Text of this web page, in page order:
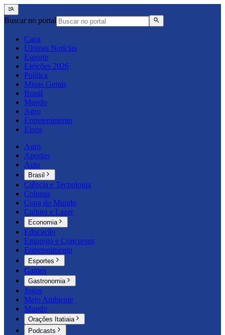
Buscar no portal
Capa
Últimas Notícias
Esporte
Eleições 2026
Política
Minas Gerais
Brasil
Mundo
Agro
Entretenimento
Eloos
Agro
Apostas
Auto
Brasil
Ciência e Tecnologia
Colunas
Copa do Mundo
Cultura e Lazer
Economia
Educação
Emprego e Concursos
Entretenimento
Esportes
Games
Gastronomia
Jogos
Meio Ambiente
Mundo
Orações Itatiaia
Podcasts